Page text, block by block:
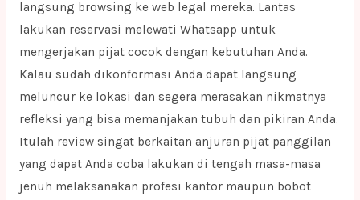
langsung browsing ke web legal mereka. Lantas
lakukan reservasi melewati Whatsapp untuk
mengerjakan pijat cocok dengan kebutuhan Anda.
Kalau sudah dikonformasi Anda dapat langsung
meluncur ke lokasi dan segera merasakan nikmatnya
refleksi yang bisa memanjakan tubuh dan pikiran Anda.
Itulah review singat berkaitan anjuran pijat panggilan
yang dapat Anda coba lakukan di tengah masa-masa
jenuh melaksanakan profesi kantor maupun bobot